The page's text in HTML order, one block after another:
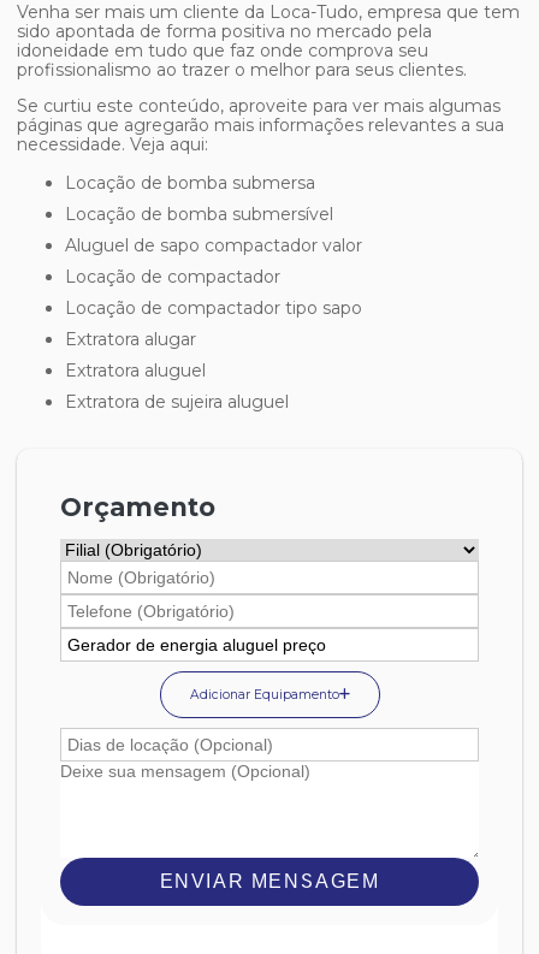
Venha ser mais um cliente da Loca-Tudo, empresa que tem
sido apontada de forma positiva no mercado pela
idoneidade em tudo que faz onde comprova seu
profissionalismo ao trazer o melhor para seus clientes.
Se curtiu este conteúdo, aproveite para ver mais algumas
páginas que agregarão mais informações relevantes a sua
necessidade. Veja aqui:
locação de bomba submersa
locação de bomba submersível
aluguel de sapo compactador valor
locação de compactador
locação de compactador tipo sapo
extratora alugar
extratora aluguel
extratora de sujeira aluguel
Orçamento
Adicionar Equipamento
ENVIAR MENSAGEM